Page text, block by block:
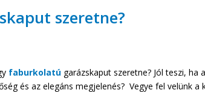
szeretne?
faburkolatú garázskaput szeretne? Jól teszi, ha
és az elegáns megjelenés? Vegye fel velünk